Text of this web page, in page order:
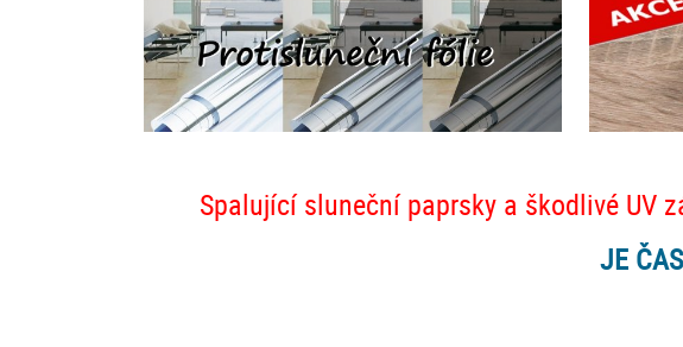
Spalující sluneční paprsky a škodlivé UV
JE